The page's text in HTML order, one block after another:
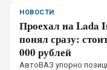
НОВОСТИ
Проехал на Lada
понял сразу:
000 рублей
АвтоВАЗ упорно